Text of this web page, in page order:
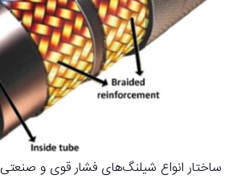
ساختار انواع شیلنگ‌های فشار قوی و صنعتی